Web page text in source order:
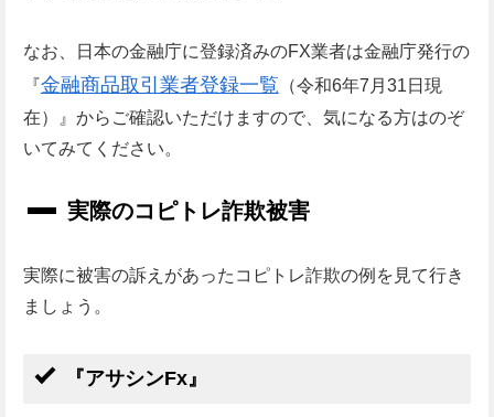
なお、日本の金融庁に登録済みのFX業者は金融庁発行の
『金融商品取引業者登録一覧 （令和6年7月31日現
在）』からご確認いただけますので、気になる方はのぞ
いてみてください。
実際のコピトレ詐欺被害
実際に被害の訴えがあったコピトレ詐欺の例を見て行き
ましょう。
『アサシンFx』